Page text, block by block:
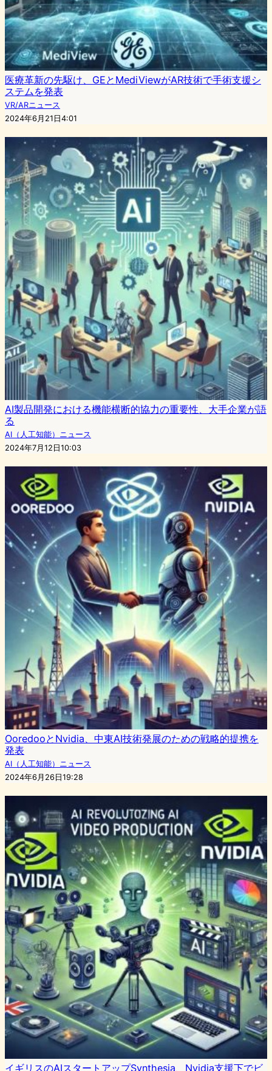
医療革新の先駆け、GEとMediViewがAR技術で手術支援シ
ステムを発表
VR/ARニュース
2024年6月21日4:01
AI製品開発における機能横断的協力の重要性、大手企業が語
る
AI（人工知能）ニュース
2024年7月12日10:03
OoredooとNvidia、中東AI技術発展のための戦略的提携を
発表
AI（人工知能）ニュース
2024年6月26日19:28
イギリスのAIスタートアップSynthesia、Nvidia支援下でビ